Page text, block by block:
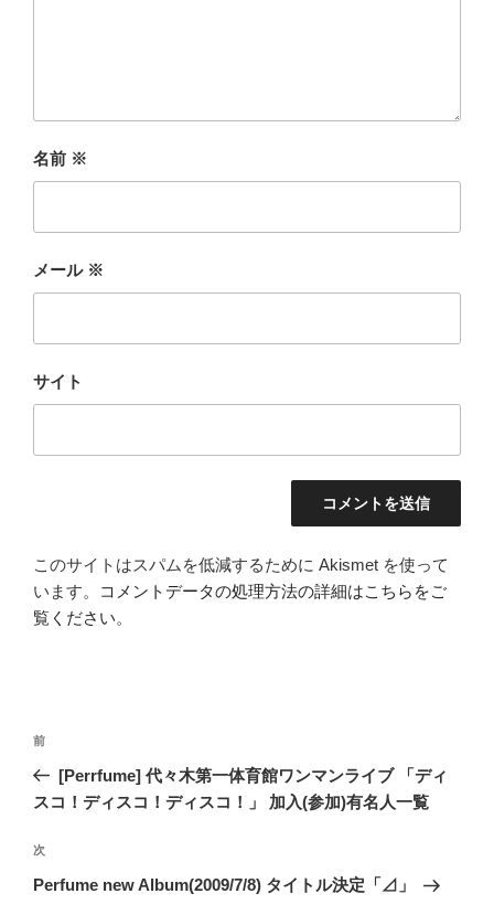
名前 ※
メール ※
サイト
このサイトはスパムを低減するために Akismet を使って
います。
コメントデータの処理方法の詳細はこちらをご
覧ください。
投
ゲ
ー
前
の
投
前
[Perrfume] 代々木第一体育館ワンマンライブ 「ディ
スコ！ディスコ！ディスコ！」 加入(参加)有名人一覧
次
の
次
Perfume new Album(2009/7/8) タイトル決定「⊿」